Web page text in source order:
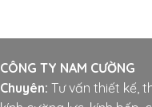
CÔNG TY NAM CƯỜNG
Chuyên: Tư vấn thiết kế,